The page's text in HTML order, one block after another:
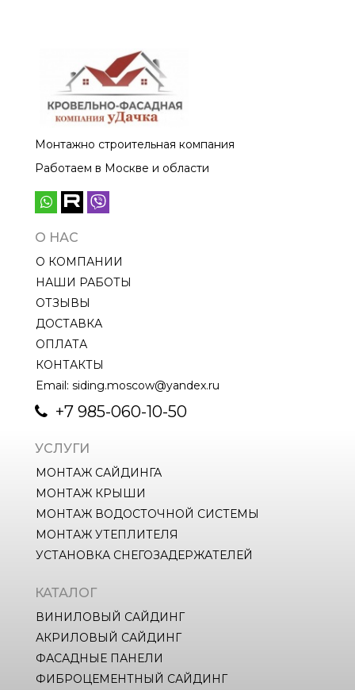
Монтажно строительная компания
Работаем в Москве и области
О НАС
О КОМПАНИИ
НАШИ РАБОТЫ
ОТЗЫВЫ
ДОСТАВКА
ОПЛАТА
КОНТАКТЫ
Email: siding.moscow@yandex.ru
+7 985-060-10-50
УСЛУГИ
МОНТАЖ САЙДИНГА
МОНТАЖ КРЫШИ
МОНТАЖ ВОДОСТОЧНОЙ СИСТЕМЫ
МОНТАЖ УТЕПЛИТЕЛЯ
УСТАНОВКА СНЕГОЗАДЕРЖАТЕЛЕЙ
КАТАЛОГ
ВИНИЛОВЫЙ САЙДИНГ
АКРИЛОВЫЙ САЙДИНГ
ФАСАДНЫЕ ПАНЕЛИ
ФИБРОЦЕМЕНТНЫЙ САЙДИНГ